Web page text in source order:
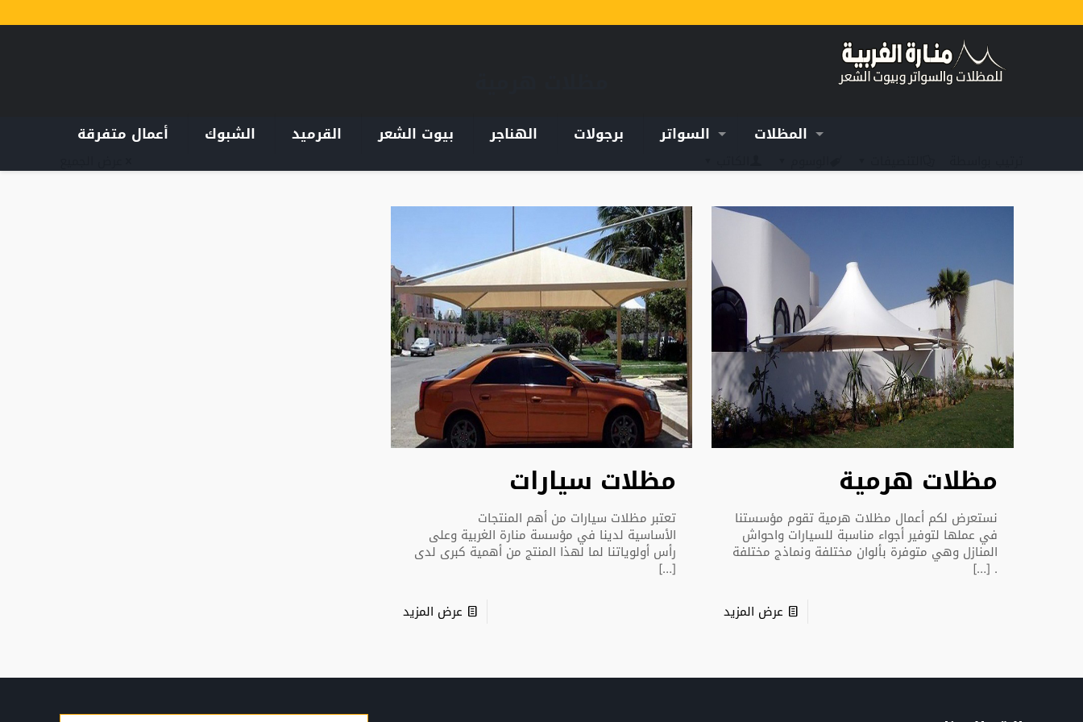
المظلات السواتر برجولات الهناجر بيوت الشعر القرميد الشبوك أعمال متفرقة
مظلات هرمية
نستعرض لكم أعمال مظلات هرمية تقوم مؤسستنا
في عملها لتوفير أجواء مناسبة للسيارات واحواش
المنازل وهي متوفرة بألوان مختلفة ونماذج مختلفة
.
[…]
عرض المزيد
مظلات سيارات
تعتبر مظلات سيارات من أهم المنتجات
الأساسية لدينا في مؤسسة منارة الغربية وعلى
رأس أولوياتنا لما لهذا المنتج من أهمية كبرى لدى
[…]
عرض المزيد